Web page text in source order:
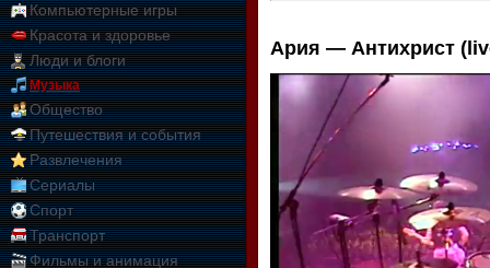
Компьютерные игры
Красота и здоровье
Люди и блоги
Музыка
Общество
Путешествия и события
Развлечения
Сериалы
Спорт
Транспорт
Фильмы и анимация
Ария — Антихрист